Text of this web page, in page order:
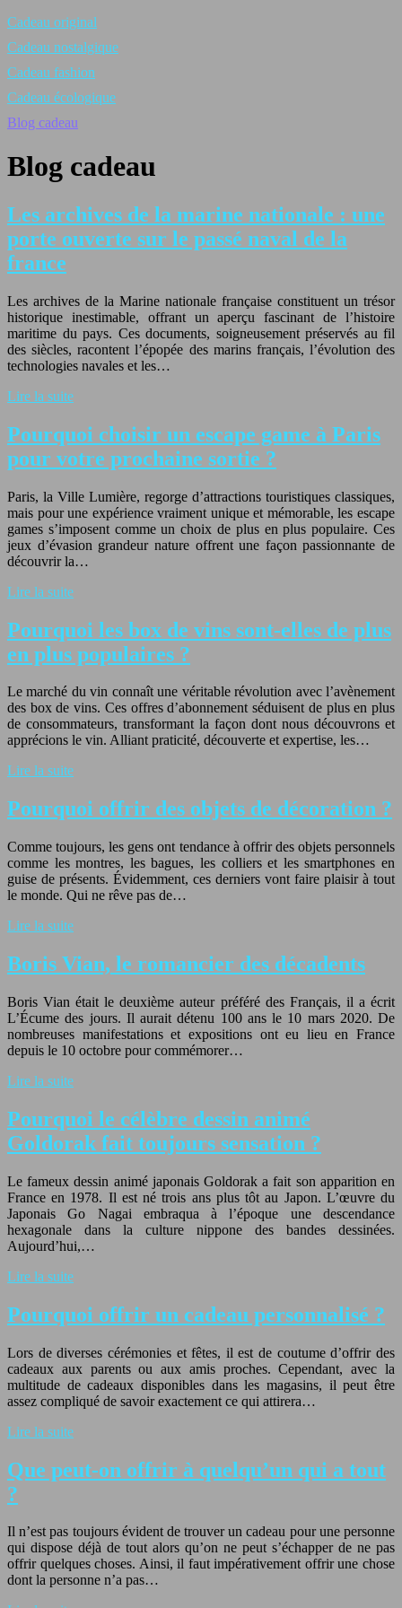
Cadeau original
Cadeau nostalgique
Cadeau fashion
Cadeau écologique
Blog cadeau
Blog cadeau
Les archives de la marine nationale : une
porte ouverte sur le passé naval de la
france
Les archives de la Marine nationale française constituent un trésor
historique inestimable, offrant un aperçu fascinant de l’histoire
maritime du pays. Ces documents, soigneusement préservés au fil
des siècles, racontent l’épopée des marins français, l’évolution des
technologies navales et les…
Lire la suite
Pourquoi choisir un escape game à Paris
pour votre prochaine sortie ?
Paris, la Ville Lumière, regorge d’attractions touristiques classiques,
mais pour une expérience vraiment unique et mémorable, les escape
games s’imposent comme un choix de plus en plus populaire. Ces
jeux d’évasion grandeur nature offrent une façon passionnante de
découvrir la…
Lire la suite
Pourquoi les box de vins sont-elles de plus
en plus populaires ?
Le marché du vin connaît une véritable révolution avec l’avènement
des box de vins. Ces offres d’abonnement séduisent de plus en plus
de consommateurs, transformant la façon dont nous découvrons et
apprécions le vin. Alliant praticité, découverte et expertise, les…
Lire la suite
Pourquoi offrir des objets de décoration ?
Comme toujours, les gens ont tendance à offrir des objets personnels
comme les montres, les bagues, les colliers et les smartphones en
guise de présents. Évidemment, ces derniers vont faire plaisir à tout
le monde. Qui ne rêve pas de…
Lire la suite
Boris Vian, le romancier des décadents
Boris Vian était le deuxième auteur préféré des Français, il a écrit
L’Écume des jours. Il aurait détenu 100 ans le 10 mars 2020. De
nombreuses manifestations et expositions ont eu lieu en France
depuis le 10 octobre pour commémorer…
Lire la suite
Pourquoi le célèbre dessin animé
Goldorak fait toujours sensation ?
Le fameux dessin animé japonais Goldorak a fait son apparition en
France en 1978. Il est né trois ans plus tôt au Japon. L’œuvre du
Japonais Go Nagai embraqua à l’époque une descendance
hexagonale dans la culture nippone des bandes dessinées.
Aujourd’hui,…
Lire la suite
Pourquoi offrir un cadeau personnalisé ?
Lors de diverses cérémonies et fêtes, il est de coutume d’offrir des
cadeaux aux parents ou aux amis proches. Cependant, avec la
multitude de cadeaux disponibles dans les magasins, il peut être
assez compliqué de savoir exactement ce qui attirera…
Lire la suite
Que peut-on offrir à quelqu’un qui a tout
?
Il n’est pas toujours évident de trouver un cadeau pour une personne
qui dispose déjà de tout alors qu’on ne peut s’échapper de ne pas
offrir quelques choses. Ainsi, il faut impérativement offrir une chose
dont la personne n’a pas…